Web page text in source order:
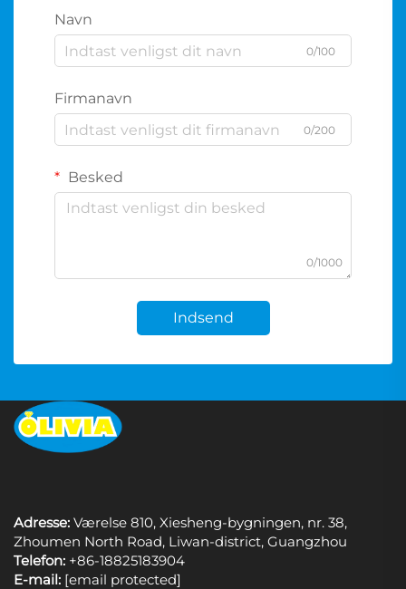
Navn
0/100
Firmanavn
0/200
Besked
0/1000
Indsend
Adresse: Værelse 810, Xiesheng-bygningen, nr. 38,
Zhoumen North Road, Liwan-district, Guangzhou
Telefon: +86-18825183904
E-mail: [email protected]